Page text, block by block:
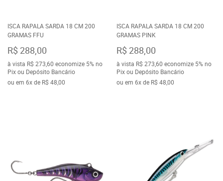
ISCA RAPALA SARDA 18 CM 200
GRAMAS FFU
R$ 288,00
à vista R$ 273,60 economize 5%no
Pix ou Depósito Bancário
ou em 6xde R$ 48,00
ISCA RAPALA SARDA 18 CM 200
GRAMAS PINK
R$ 288,00
à vista R$ 273,60 economize 5%no
Pix ou Depósito Bancário
ou em 6xde R$ 48,00